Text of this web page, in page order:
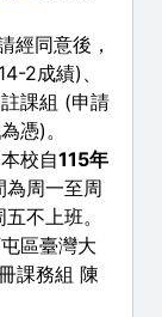
經同意後，
2成績)、
課組 (申請
憑)。
本校自115年
為周一至周
不上班。
區臺灣大
課務組 陳